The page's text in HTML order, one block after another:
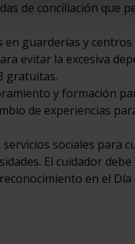
de conciliación
guarderías y
evitar la excesiva
gratuitas.
y formación
de experiencias
sociales para
El cuidador
en el